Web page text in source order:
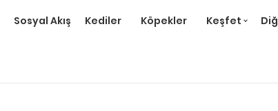
Sosyal Akış Kediler Köpekler Keşfet